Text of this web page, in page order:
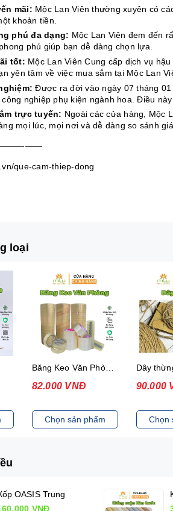
mãi: Mộc Lan Viên thường xuyên có
khoản tiền.
phú đa dạng: Mộc Lan Viên đem đến
phú giúp bạn dễ dàng chọn lựa.
tốt: Mộc Lan Viên Cung cấp dịch vụ
yên tâm về việc mua sắm tại Mộc Lan
Được ra đời vào ngày 07 tháng
nghiệp phụ kiện ngành hoa. Điều
trực tuyến: Ngoài các cửa hàng, Mộc
mọi lúc, mọi nơi và dễ dàng so sánh giá
——
que-cam-thiep-dong
loại
90.000 VNĐ
Chọn sản phẩm
75.000
Chọn
OASIS Trung
VNĐ